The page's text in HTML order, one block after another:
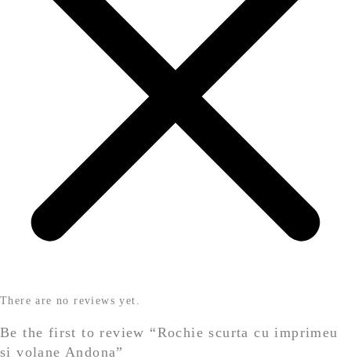
There are no reviews yet.
Be the first to review “Rochie scurta cu imprimeu
si volane Andona”